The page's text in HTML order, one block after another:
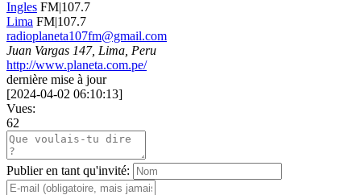
Ingles FM|107.7
Lima FM|107.7
radioplaneta107fm@gmail.com
Juan Vargas 147, Lima, Peru
http://www.planeta.com.pe/
dernière mise à jour
[2024-04-02 06:10:13]
Vues:
62
Publier en tant qu'invité: